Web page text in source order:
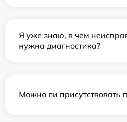
Я уже знаю, в чем
нужна диагностика?
Можно ли присутствовать